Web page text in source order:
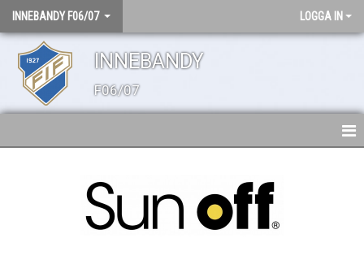
INNEBANDY F06/07 LOGGA IN
INNEBANDY
F06/07